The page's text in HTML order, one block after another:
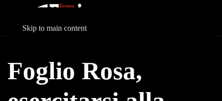
Skip to main content
Foglio Rosa,